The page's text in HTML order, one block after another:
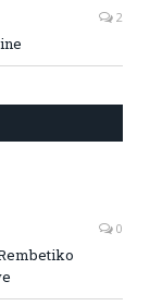
2
0